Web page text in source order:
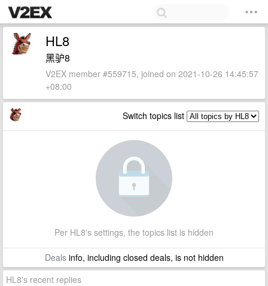
HL8
黑驴8
V2EX member #559715, joined on 2021-10-26 14:45:57
+08:00
Switch topics list
Per HL8's settings, the topics list is hidden
Dealsinfo, including closed deals, is not hidden
HL8's recent replies